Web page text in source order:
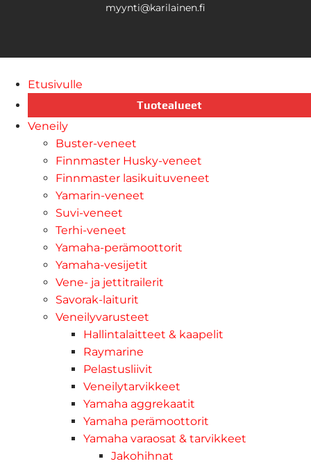
myynti@karilainen.fi
Etusivulle
Tuotealueet
Veneily
Buster-veneet
Finnmaster Husky-veneet
Finnmaster lasikuituveneet
Yamarin-veneet
Suvi-veneet
Terhi-veneet
Yamaha-perämoottorit
Yamaha-vesijetit
Vene- ja jettitrailerit
Savorak-laiturit
Veneilyvarusteet
Hallintalaitteet & kaapelit
Raymarine
Pelastusliivit
Veneilytarvikkeet
Yamaha aggrekaatit
Yamaha perämoottorit
Yamaha varaosat & tarvikkeet
Jakohihnat